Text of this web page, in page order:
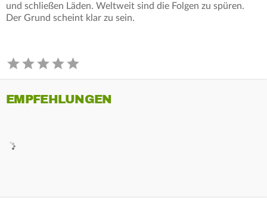
und schließen Läden. Weltweit sind die Folgen zu spüren.
Der Grund scheint klar zu sein.
EMPFEHLUNGEN